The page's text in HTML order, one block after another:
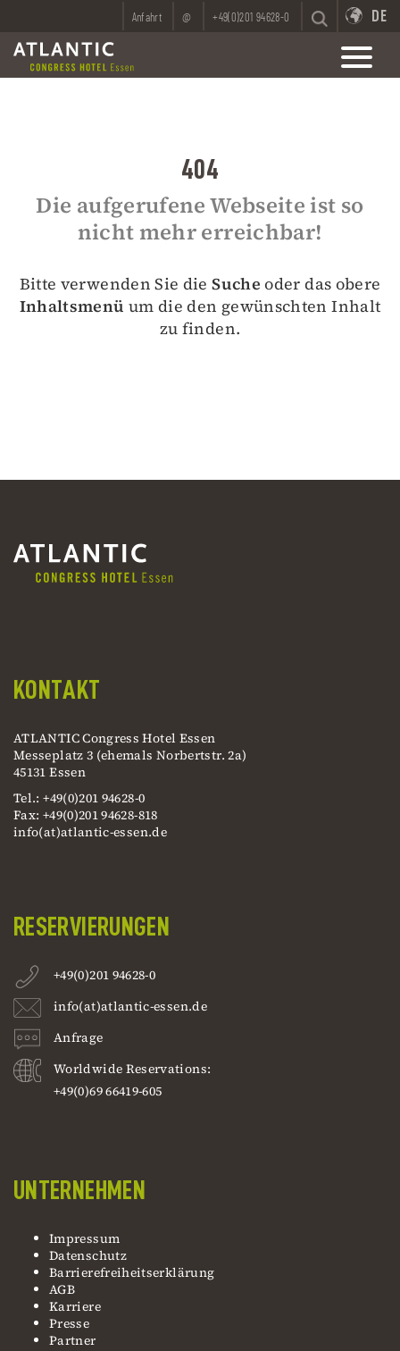
Anfahrt @ +49(0)201 94628-0 DE
404
Die aufgerufene Webseite ist so
nicht mehr erreichbar!
Bitte verwenden Sie dieSuche oder das obere
Inhaltsmenü um die den gewünschten Inhalt
zu finden.
KONTAKT
ATLANTIC Congress Hotel Essen
Messeplatz 3 (ehemals Norbertstr. 2a)
45131 Essen
Tel.: +49(0)201 94628-0
Fax: +49(0)201 94628-818
info(at)atlantic-essen.de
RESERVIERUNGEN
+49(0)201 94628-0
info(at)atlantic-essen.de
Anfrage
Worldwide Reservations:
+49(0)69 66419-605
UNTERNEHMEN
Impressum
Datenschutz
Barrierefreiheitserklärung
AGB
Karriere
Presse
Partner